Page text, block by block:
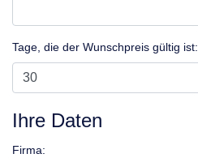
Tage, die der Wunschpreis gültig ist:
Ihre Daten
Firma: